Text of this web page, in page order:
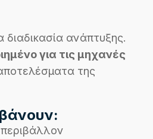
διαδικασία ανάπτυξης.
για τις μηχανές
της